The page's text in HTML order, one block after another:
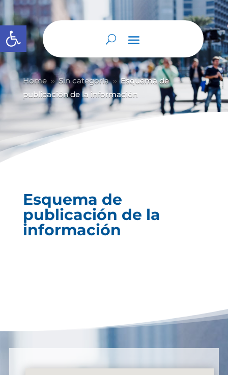
Abrir barra de herramientas
Home 9 Sin categoría 9 Esquema de
publicación de la información
Esquema de
publicación de la
información